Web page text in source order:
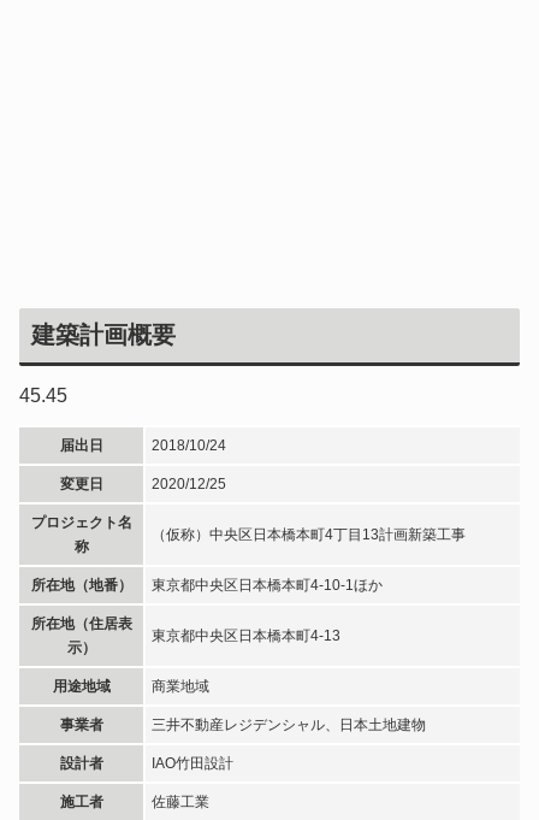
建築計画概要
45.45
届出日 2018/10/24
変更日 2020/12/25
プロジェクト名
称
（仮称）中央区日本橋本町4丁目13計画新築工事
所在地（地番） 東京都中央区日本橋本町4-10-1ほか
所在地（住居表
示）
東京都中央区日本橋本町4-13
用途地域 商業地域
事業者 三井不動産レジデンシャル、日本土地建物
設計者 IAO竹田設計
施工者 佐藤工業